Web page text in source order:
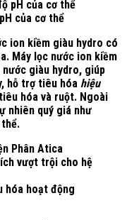
của cơ thể
ion kiềm giàu hydro có
Máy lọc nước ion kiềm
giàu hydro, giúp
hỗ trợ tiêu hóa hiệu
hóa và ruột. Ngoài
nhiên quý giá như
hóa hoạt động